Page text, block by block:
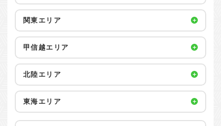
関東エリア
甲信越エリア
北陸エリア
東海エリア